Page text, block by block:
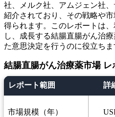
社、メルク社、アムジェン社
紹介されており、その戦略や
得られます。このレポートは
し、成長する結腸直腸がん治
た意思決定を行うのに役立ちま
結腸直腸がん治療薬市場 レ
レポート範囲 詳
市場規模（年）